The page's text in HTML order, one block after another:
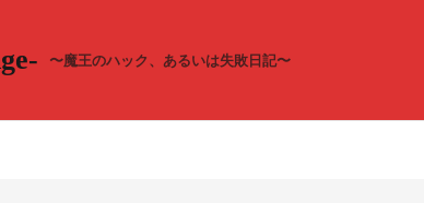
〜魔王のハック、あるいは失敗日記〜